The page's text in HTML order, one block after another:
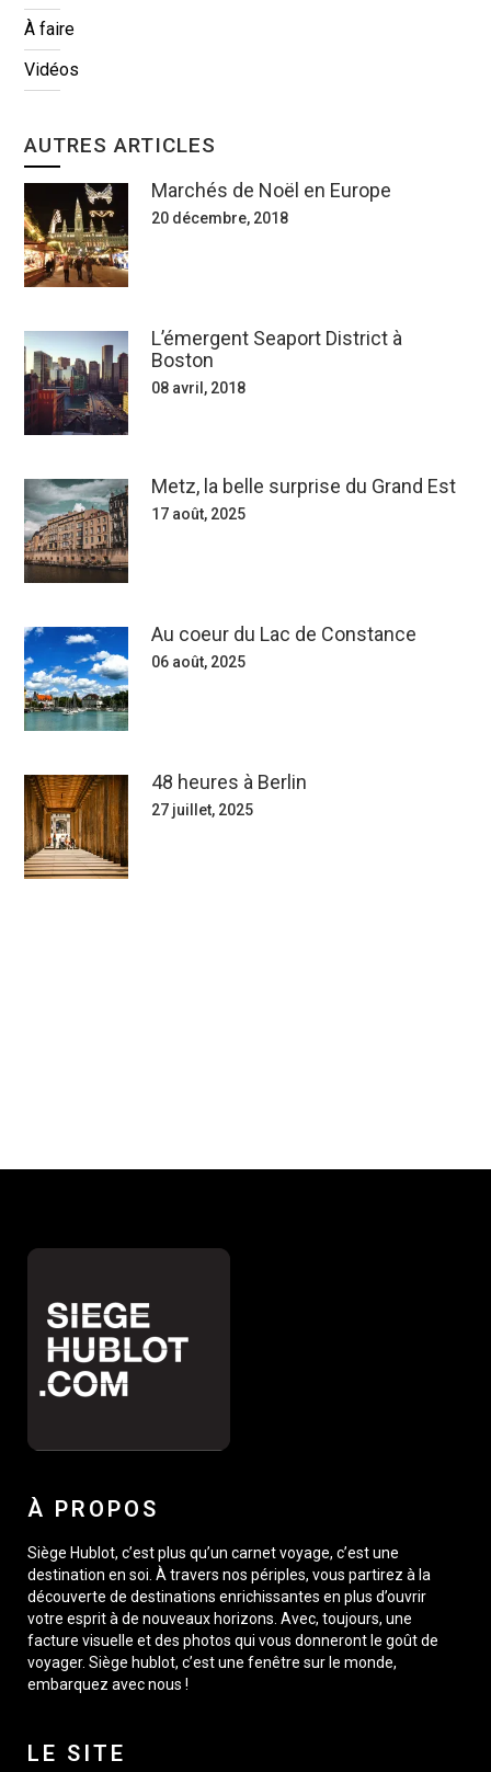
À faire
Vidéos
AUTRES ARTICLES
Marchés de Noël en Europe
20 décembre, 2018
L’émergent Seaport District à
Boston
08 avril, 2018
Metz, la belle surprise du Grand Est
17 août, 2025
Au coeur du Lac de Constance
06 août, 2025
48 heures à Berlin
27 juillet, 2025
À PROPOS
Siège Hublot, c’est plus qu’un carnet voyage, c’est une
destination en soi. À travers nos périples, vous partirez à la
découverte de destinations enrichissantes en plus d’ouvrir
votre esprit à de nouveaux horizons. Avec, toujours, une
facture visuelle et des photos qui vous donneront le goût de
voyager. Siège hublot, c’est une fenêtre sur le monde,
embarquez avec nous !
LE SITE